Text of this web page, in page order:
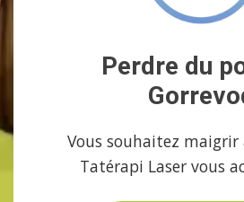
Perdre du
Vous souhaitez maigrir
Tatérapi Laser vous